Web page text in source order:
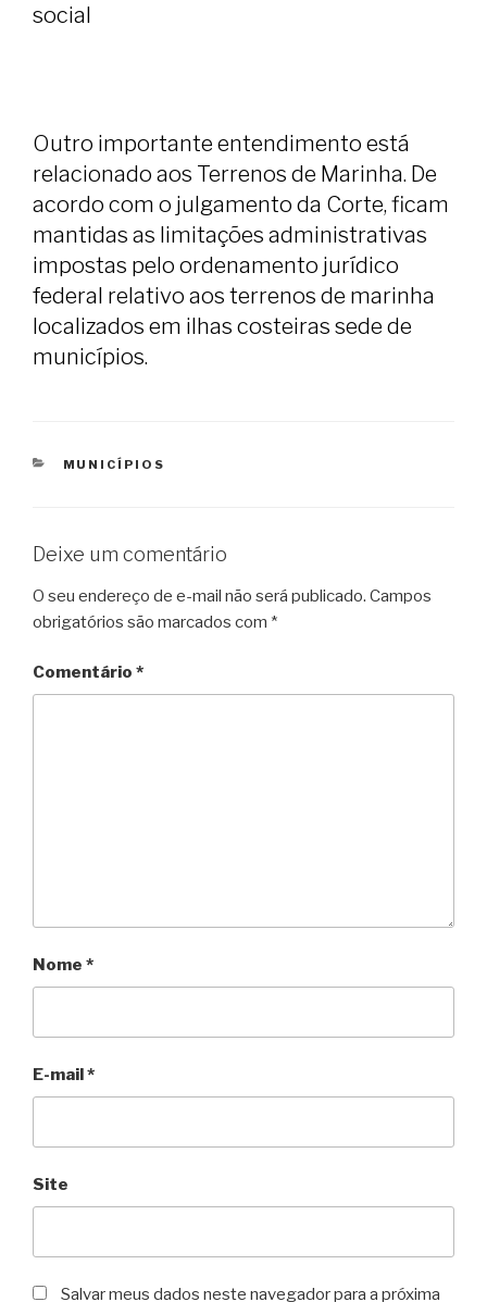
social
Outro importante entendimento está
relacionado aos Terrenos de Marinha. De
acordo com o julgamento da Corte, ficam
mantidas as limitações administrativas
impostas pelo ordenamento jurídico
federal relativo aos terrenos de marinha
localizados em ilhas costeiras sede de
municípios.
CATEGORIAS
MUNICÍPIOS
Deixe um comentário
O seu endereço de e-mail não será publicado. Campos
obrigatórios são marcados com *
Comentário *
Nome *
E-mail*
Site
Salvar meus dados neste navegador para a próxima